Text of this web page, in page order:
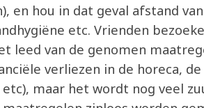
en hou in dat geval afstand
etc. Vrienden
leed van de genomen
verliezen in de horeca,
maar het wordt nog veel